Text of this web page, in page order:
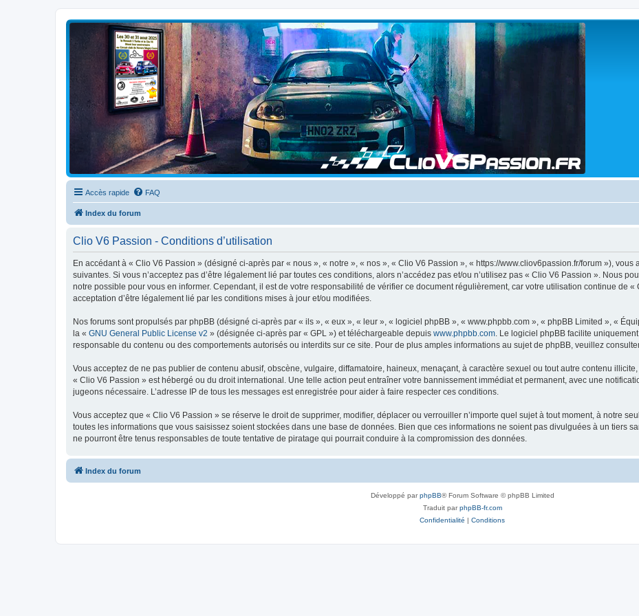
Clio V6 Passion
Le site français des passionnés de Clio V6
Accès rapide FAQ
Index du forum
Clio V6 Passion - Conditions d’utilisation
En accédant à « Clio V6 Passion » (désigné ci-après par « nous », « notre », « nos », « Clio V6 Passion », « https://www.cliov6passion.fr/forum »),
suivantes. Si vous n’acceptez pas d’être légalement lié par toutes ces conditions, alors n’accédez pas et/ou n’utilisez pas « Clio V6 Passion ». Nous
notre possible pour vous en informer. Cependant, il est de votre responsabilité de vérifier ce document régulièrement, car votre utilisation continue de
acceptation d’être légalement lié par les conditions mises à jour et/ou modifiées.
Nos forums sont propulsés par phpBB (désigné ci-après par « ils », « eux », « leur », « logiciel phpBB », « www.phpbb.com », « phpBB Limited », «
la « GNU General Public License v2 » (désignée ci-après par « GPL ») et téléchargeable depuis www.phpbb.com. Le logiciel phpBB facilite
responsable du contenu ou des comportements autorisés ou interdits sur ce site. Pour de plus amples informations au sujet de phpBB, veuillez
Vous acceptez de ne pas publier de contenu abusif, obscène, vulgaire, diffamatoire, haineux, menaçant, à caractère sexuel ou tout autre contenu
« Clio V6 Passion » est hébergé ou du droit international. Une telle action peut entraîner votre bannissement immédiat et permanent, avec une
jugeons nécessaire. L’adresse IP de tous les messages est enregistrée pour aider à faire respecter ces conditions.
Vous acceptez que « Clio V6 Passion » se réserve le droit de supprimer, modifier, déplacer ou verrouiller n’importe quel sujet à tout moment, à notre
toutes les informations que vous saisissez soient stockées dans une base de données. Bien que ces informations ne soient pas divulguées à un tiers
ne pourront être tenus responsables de toute tentative de piratage qui pourrait conduire à la compromission des données.
Index du forum
Développé parphpBB® Forum Software © phpBB Limited
Traduit parphpBB-fr.com
Confidentialité | Conditions